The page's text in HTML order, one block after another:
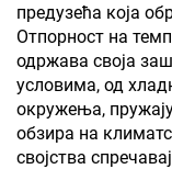
предузећа која
Отпорност на
одржава своја
условима, од
окружења,
обзира на
својства